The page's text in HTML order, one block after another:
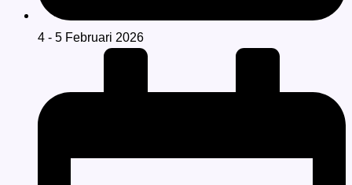
4 - 5 Februari 2026